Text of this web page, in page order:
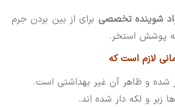
شوینده تخصصیبرای از بین بردن جرم
پوشش استخر.
لازم است که
شده و ظاهر آن غیر بهداشتی است.
زبر و لکه دار شده اند.